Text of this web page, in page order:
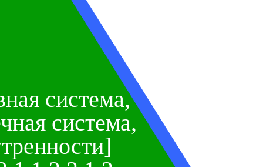
система,
система,